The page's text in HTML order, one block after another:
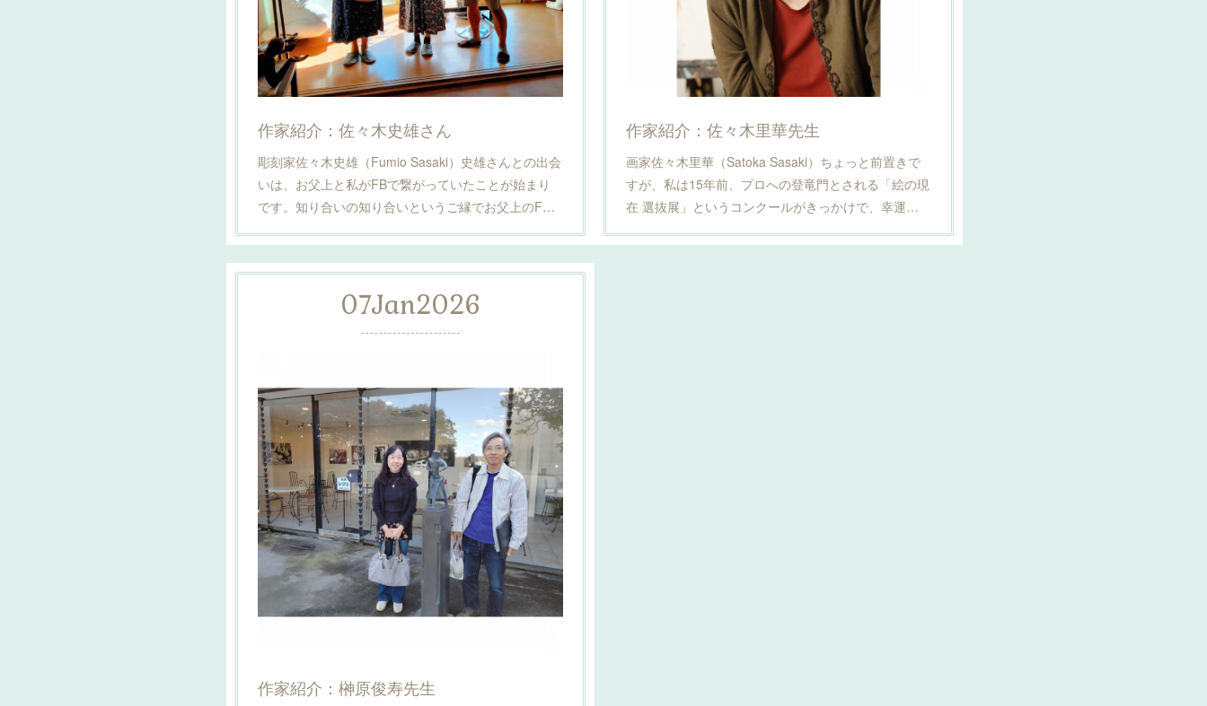
作家紹介：佐々木史雄さん
彫刻家佐々木史雄（Fumio Sasaki）史雄さんとの出会
いは、お父上と私がFBで繋がっていたことが始まり
です。知り合いの知り合いというご縁でお父上のF…
作家紹介：佐々木里華先生
画家佐々木里華（Satoka Sasaki）ちょっと前置きで
すが、私は15年前、プロへの登竜門とされる「絵の現
在 選抜展」というコンクールがきっかけで、幸運…
07Jan2026
作家紹介：榊原俊寿先生